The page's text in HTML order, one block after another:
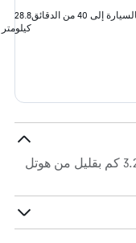
إلى 40 من الدقائق
28.8
كيلومتر
يقع هايد بارك المشهور على بعد أكثر من 3.2 كم بقليل من هوتل